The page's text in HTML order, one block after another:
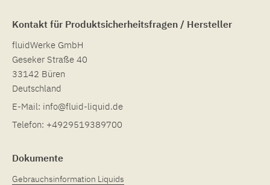
Kontakt für Produktsicherheitsfragen / Hersteller
fluidWerke GmbH
Geseker Straße 40
33142 Büren
Deutschland
E-Mail: info@fluid-liquid.de
Telefon: +4929519389700
Dokumente
Gebrauchsinformation Liquids